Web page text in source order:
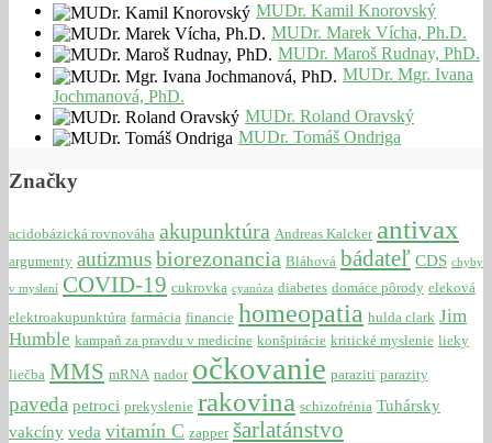
MUDr. Kamil Knorovský
MUDr. Marek Vícha, Ph.D.
MUDr. Maroš Rudnay, PhD.
MUDr. Mgr. Ivana
Jochmanová, PhD.
MUDr. Roland Oravský
MUDr. Tomáš Ondriga
Značky
acidobázická rovnováha akupunktúra Andreas Kalcker antivax
argumenty autizmusbiorezonancia Bláhová bádateľ CDS chyby
v myslení COVID-19 cukrovka cyanóza diabetes domáce pôrody eleková
elektroakupunktúra farmácia financie homeopatia hulda clark Jim
Humble kampaň za pravdu v medicíne konšpirácie kritické myslenie lieky
liečba MMS mRNA nador očkovanie paraziti parazity
paveda petroci prekyslenie rakovina schizofrénia Tuhársky
vakcíny veda vitamín C zapper šarlatánstvo